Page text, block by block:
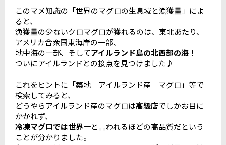
このマメ知識の「世界のマグロの生息域と漁獲量」によ
ると、
漁獲量の少ないクロマグロが獲れるのは、東北あたり、
アメリカ合衆国東海岸の一部、
地中海の一部、そしてアイルランド島の北西部の海 ！
ついにアイルランドとの接点を見つけました♪
これをヒントに「築地 アイルランド産 マグロ」等で
検索してみると、
どうやらアイルランド産のマグロは高級店でしかお目に
かかれず、
冷凍マグロでは世界一と言われるほどの高品質だという
ことが分かりました。